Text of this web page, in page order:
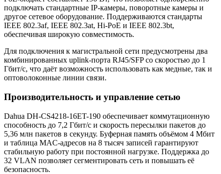
подключать стандартные IP-камеры, поворотные камеры и
другое сетевое оборудование. Поддерживаются стандарты
IEEE 802.3af, IEEE 802.3at, Hi-PoE и IEEE 802.3bt,
обеспечивая широкую совместимость.
Для подключения к магистральной сети предусмотрены два
комбинированных uplink-порта RJ45/SFP со скоростью до 1
Гбит/с, что даёт возможность использовать как медные, так и
оптоволоконные линии связи.
Производительность и управление сетью
Dahua DH-CS4218-16ET-190 обеспечивает коммутационную
способность до 7,2 Гбит/с и скорость пересылки пакетов до
5,36 млн пакетов в секунду. Буферная память объёмом 4 Мбит
и таблица MAC-адресов на 8 тысяч записей гарантируют
стабильную работу при постоянной нагрузке. Поддержка до
32 VLAN позволяет сегментировать сеть и повышать её
безопасность.